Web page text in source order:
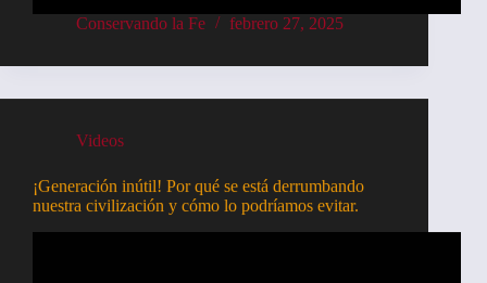
Conservando la Fe febrero 27, 2025
Videos
¡Generación inútil! Por qué se está derrumbando
nuestra civilización y cómo lo podríamos evitar.